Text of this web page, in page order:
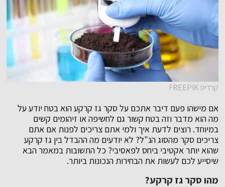
קרדיט FREEPIK
אם מישהו פעם דיבר אתכם על סקר גז קרקע הוא בטח יודע על
מה הוא מדבר וזה בטח קשור גם לחשיפה או זיהומים קשים
במיוחד. רוצים לדעת איך ולמי אתם צריכים לפנות אם אתם
צריכים סקר מהסוג הנ"ל? לא יודעים מה ההבדל בין גז קרקע
שהוא יותר אקטיבי ביחס לפאסיבי? כל התשובות במאמר הבא
שיסייע לכם לעשות את הבחירות הנכונות ביותר.
מהו סקר גז קרקע?